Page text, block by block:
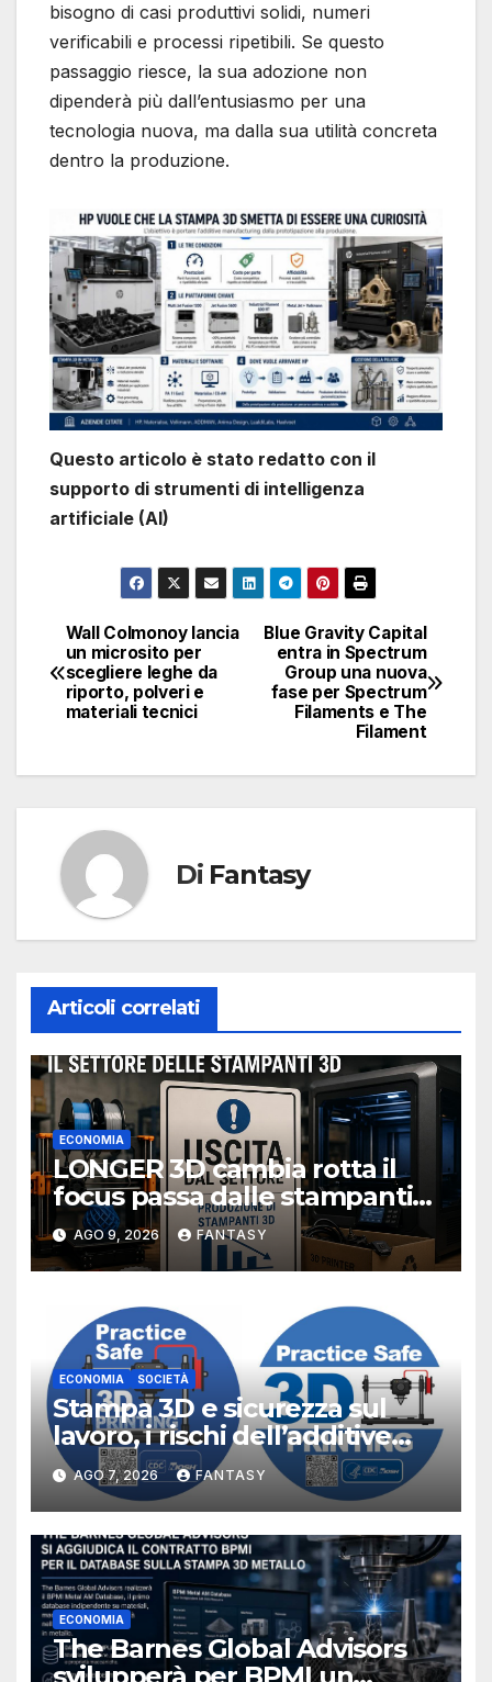
bisogno di casi produttivi solidi, numeri
verificabili e processi ripetibili. Se questo
passaggio riesce, la sua adozione non
dipenderà più dall’entusiasmo per una
tecnologia nuova, ma dalla sua utilità concreta
dentro la produzione.
Questo articolo è stato redatto con il
supporto di strumenti di intelligenza
artificiale (AI)
Navigazione
articoli
Blue Gravity Capital
entra in Spectrum
Group una nuova
fase per Spectrum
Filaments e The
Filament
Wall Colmonoy lancia
un microsito per
scegliere leghe da
riporto, polveri e
materiali tecnici
Di Fantasy
Articoli correlati
ECONOMIA
LONGER 3D cambia rotta il
focus passa dalle stampanti
3D alla stampa UV?
AGO 9, 2026 FANTASY
ECONOMIA SOCIETÀ
Stampa 3D e sicurezza sul
lavoro, i rischi dell’additive
manufacturing secondo
NIOSH
AGO 7, 2026 FANTASY
ECONOMIA
The Barnes Global Advisors
svilupperà per BPMI un